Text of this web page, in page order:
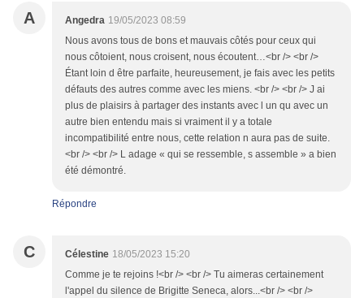
A Angedra 19/05/2023 08:59
Nous avons tous de bons et mauvais côtés pour ceux qui
nous côtoient, nous croisent, nous écoutent…<br /> <br />
Étant loin d être parfaite, heureusement, je fais avec les petits
défauts des autres comme avec les miens. <br /> <br /> J ai
plus de plaisirs à partager des instants avec l un qu avec un
autre bien entendu mais si vraiment il y a totale
incompatibilité entre nous, cette relation n aura pas de suite.
<br /> <br /> L adage « qui se ressemble, s assemble » a bien
été démontré.
Répondre
C Célestine 18/05/2023 15:20
Comme je te rejoins !<br /> <br /> Tu aimeras certainement
l'appel du silence de Brigitte Seneca, alors...<br /> <br />